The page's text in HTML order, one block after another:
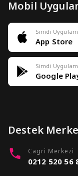
Mobil
Simdi
App Store
Simdi
Google
Destek
Cagri Merkezi
0212 520 56